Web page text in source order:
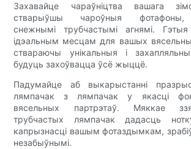
Захавайце чараўніцтва вашага
стварыўшы чароўныя фотафоны,
снежнымі трубчастымі агнямі.
ідэальным месцам для вашых
ствараючы унікальныя і
будуць захоўвацца ўсё жыццё.
Падумайце аб выкарыстанні
лямпачак з лямпачак у якасці
вясельных партрэтаў. Мяккае
трубчастых лямпачак дадасць
капрызнасці вашым фотаздымкам,
незабыўнымі.